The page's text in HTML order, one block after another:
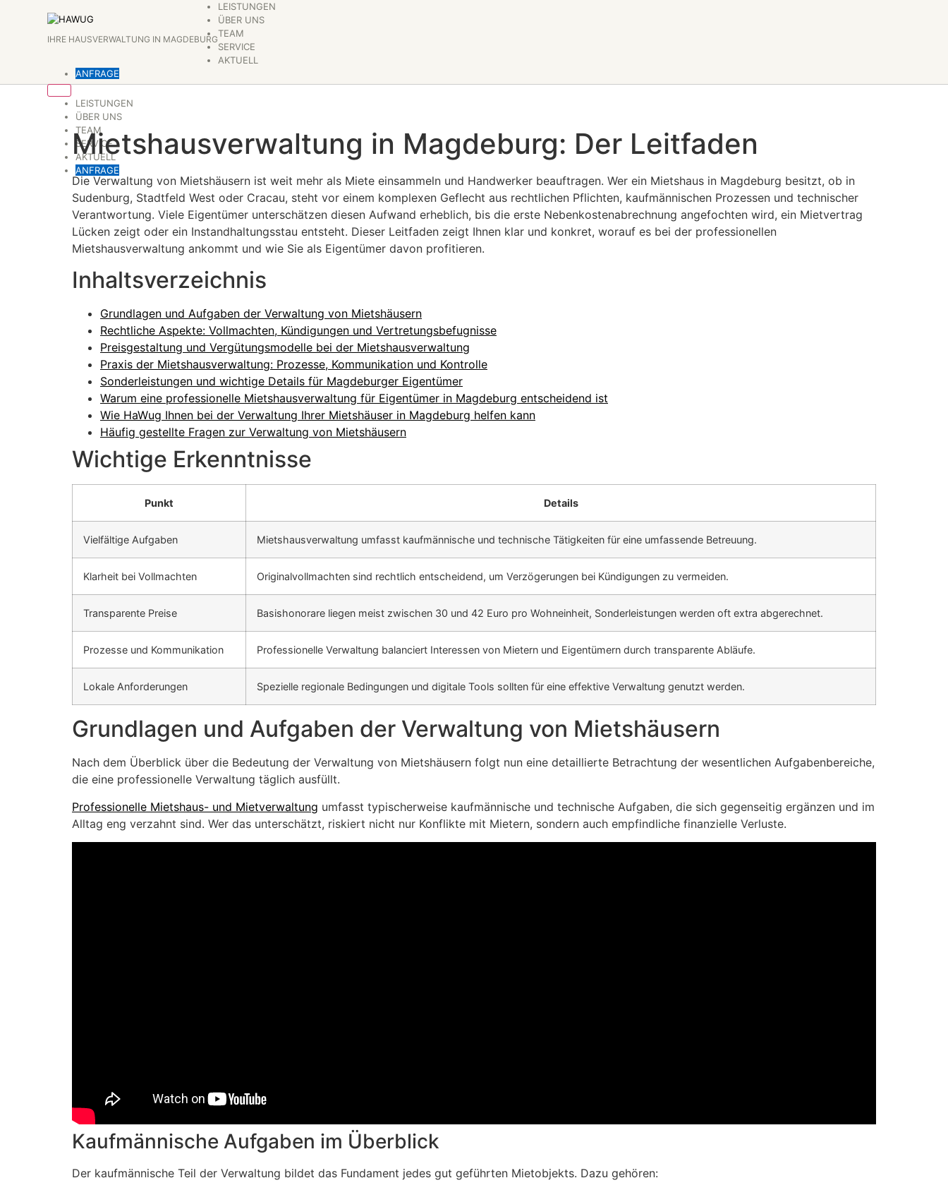
IHRE HAUSVERWALTUNG IN MAGDEBURG
LEISTUNGEN
ÜBER UNS
TEAM
SERVICE
AKTUELL
ANFRAGE
LEISTUNGEN
ÜBER UNS
TEAM
SERVICE
AKTUELL
ANFRAGE
Mietshausverwaltung in Magdeburg: Der Leitfaden
Die Verwaltung von Mietshäusern ist weit mehr als Miete einsammeln und Handwerker beauftragen. Wer ein Mietshaus in Magdeburg besitzt, ob in
Sudenburg, Stadtfeld West oder Cracau, steht vor einem komplexen Geflecht aus rechtlichen Pflichten, kaufmännischen Prozessen und technischer
Verantwortung. Viele Eigentümer unterschätzen diesen Aufwand erheblich, bis die erste Nebenkostenabrechnung angefochten wird, ein Mietvertrag
Lücken zeigt oder ein Instandhaltungsstau entsteht. Dieser Leitfaden zeigt Ihnen klar und konkret, worauf es bei der professionellen
Mietshausverwaltung ankommt und wie Sie als Eigentümer davon profitieren.
Inhaltsverzeichnis
Grundlagen und Aufgaben der Verwaltung von Mietshäusern
Rechtliche Aspekte: Vollmachten, Kündigungen und Vertretungsbefugnisse
Preisgestaltung und Vergütungsmodelle bei der Mietshausverwaltung
Praxis der Mietshausverwaltung: Prozesse, Kommunikation und Kontrolle
Sonderleistungen und wichtige Details für Magdeburger Eigentümer
Warum eine professionelle Mietshausverwaltung für Eigentümer in Magdeburg entscheidend ist
Wie HaWug Ihnen bei der Verwaltung Ihrer Mietshäuser in Magdeburg helfen kann
Häufig gestellte Fragen zur Verwaltung von Mietshäusern
Wichtige Erkenntnisse
Punkt Details
Vielfältige Aufgaben Mietshausverwaltung umfasst kaufmännische und technische Tätigkeiten für eine umfassende Betreuung.
Klarheit bei Vollmachten Originalvollmachten sind rechtlich entscheidend, um Verzögerungen bei Kündigungen zu vermeiden.
Transparente Preise Basishonorare liegen meist zwischen 30 und 42 Euro pro Wohneinheit, Sonderleistungen werden oft extra abgerechnet.
Prozesse und Kommunikation Professionelle Verwaltung balanciert Interessen von Mietern und Eigentümern durch transparente Abläufe.
Lokale Anforderungen Spezielle regionale Bedingungen und digitale Tools sollten für eine effektive Verwaltung genutzt werden.
Grundlagen und Aufgaben der Verwaltung von Mietshäusern
Nach dem Überblick über die Bedeutung der Verwaltung von Mietshäusern folgt nun eine detaillierte Betrachtung der wesentlichen Aufgabenbereiche,
die eine professionelle Verwaltung täglich ausfüllt.
Professionelle Mietshaus- und Mietverwaltung umfasst typischerweise kaufmännische und technische Aufgaben, die sich gegenseitig ergänzen und im
Alltag eng verzahnt sind. Wer das unterschätzt, riskiert nicht nur Konflikte mit Mietern, sondern auch empfindliche finanzielle Verluste.
Kaufmännische Aufgaben im Überblick
Der kaufmännische Teil der Verwaltung bildet das Fundament jedes gut geführten Mietobjekts. Dazu gehören: